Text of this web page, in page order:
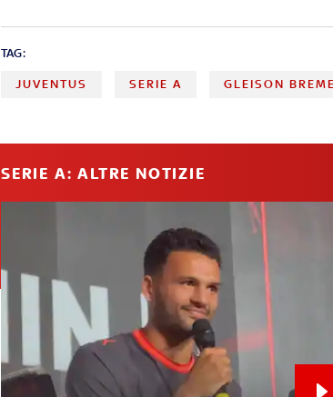
TAG:
JUVENTUS SERIE A GLEISON
SERIE A: ALTRE NOTIZIE